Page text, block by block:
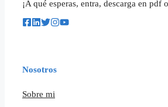
¡A qué esperas, entra, descarga en
Nosotros
Sobre mi